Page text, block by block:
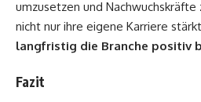
umzusetzen und
nicht nur ihre eigene Karriere
langfristig die Branche positiv
Fazit